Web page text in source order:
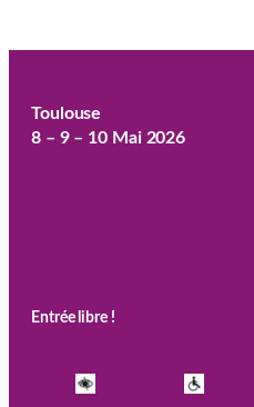
Toulouse
8 – 9 – 10 Mai 2026
Entrée libre !